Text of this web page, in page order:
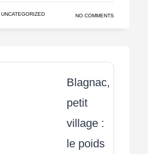
UNCATEGORIZED NO COMMENTS
Blagnac,
petit
village :
le poids